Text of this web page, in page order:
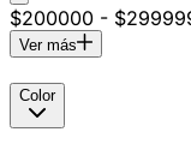
$200000 -
Ver más
Color